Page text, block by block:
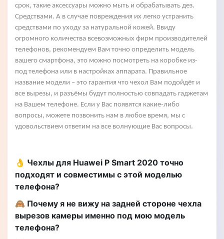
срок, такие аксессуары можно мыть и обрабатывать дез.
Средствами. А в случае повреждения их легко устранить
средствами по уходу за натуральной кожей. Ввиду
огромного количества всевозможных фирм производителей
телефонов, рекомендуем Вам точно определить модель
вашего смартфона, это можно посмотреть на коробке из-
под телефона или в настройках аппарата. Правильное
название модели – это гарантия что чехол Вам подойдёт и
все вырезы, и разъёмы будут полностью совпадать гаджетам
на Вашем телефоне. Если у Вас появятся какие-либо
вопросы, можете позвонить нам в любое время, мы с
удовольствием ответим на все волнующие Вас вопросы.
👌 Чехлы для Huawei P Smart 2020 точно
подходят и совместимы с этой моделью
телефона?
🙈 Почему я не вижу на задней стороне чехла
вырезов камеры именно под мою модель
телефона?